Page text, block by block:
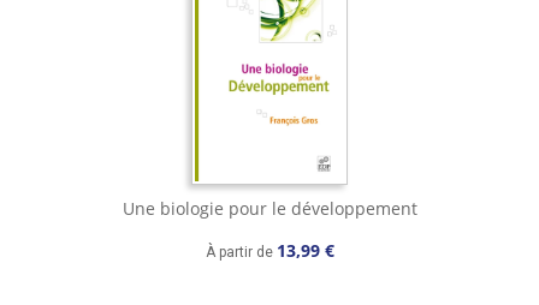
Une biologie pour le développement
À partir de 13,99 €